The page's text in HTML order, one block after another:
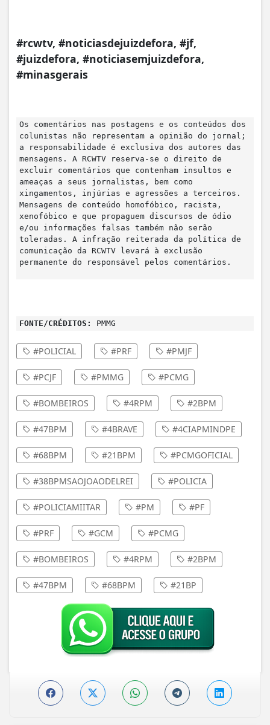
#rcwtv, #noticiasdejuizdefora, #jf,
#juizdefora, #noticiasemjuizdefora,
#minasgerais
Os comentários nas postagens e os conteúdos dos
colunistas não representam a opinião do jornal;
a responsabilidade é exclusiva dos autores das
mensagens. A RCWTV reserva-se o direito de
excluir comentários que contenham insultos e
ameaças a seus jornalistas, bem como
xingamentos, injúrias e agressões a terceiros.
Mensagens de conteúdo homofóbico, racista,
xenofóbico e que propaguem discursos de ódio
e/ou informações falsas também não serão
toleradas. A infração reiterada da política de
comunicação da RCWTV levará à exclusão
permanente do responsável pelos comentários.
FONTE/CRÉDITOS: PMMG
#POLICIAL #PRF #PMJF
#PCJF #PMMG #PCMG
#BOMBEIROS #4RPM #2BPM
#47BPM #4BRAVE #4CIAPMINDPE
#68BPM #21BPM #PCMGOFICIAL
#38BPMSAOJOAODELREI #POLICIA
#POLICIAMIITAR #PM #PF
#PRF #GCM #PCMG
#BOMBEIROS #4RPM #2BPM
#47BPM #68BPM #21BP